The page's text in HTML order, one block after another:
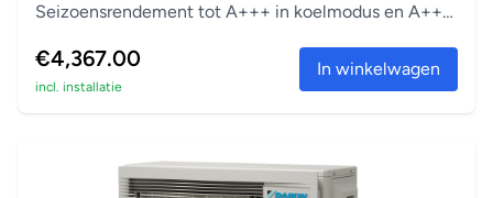
Seizoensrendement tot A+++ in koelmodus en A++
€4,367.00
incl. installatie
In winkelwagen